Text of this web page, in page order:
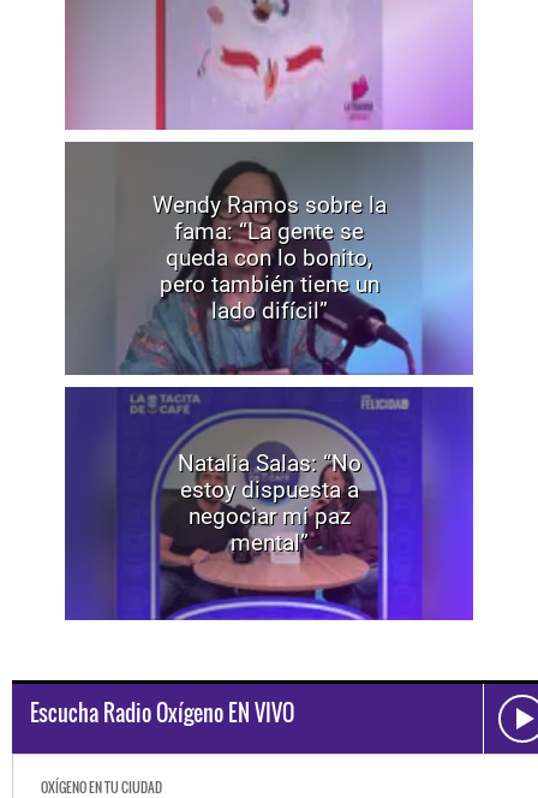
Wendy Ramos sobre la
fama: “La gente se
queda con lo bonito,
pero también tiene un
lado difícil”
Natalia Salas: “No
estoy dispuesta a
negociar mi paz
mental”
Escucha Radio Oxígeno EN VIVO
OXÍGENO EN TU CIUDAD